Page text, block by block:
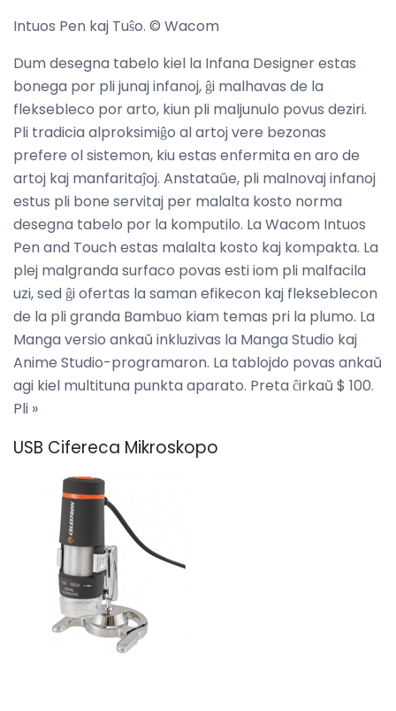
Intuos Pen kaj Tuŝo. © Wacom
Dum desegna tabelo kiel la Infana Designer estas
bonega por pli junaj infanoj, ĝi malhavas de la
fleksebleco por arto, kiun pli maljunulo povus deziri.
Pli tradicia alproksimiĝo al artoj vere bezonas
prefere ol sistemon, kiu estas enfermita en aro de
artoj kaj manfaritaĵoj. Anstataŭe, pli malnovaj infanoj
estus pli bone servitaj per malalta kosto norma
desegna tabelo por la komputilo. La Wacom Intuos
Pen and Touch estas malalta kosto kaj kompakta. La
plej malgranda surfaco povas esti iom pli malfacila
uzi, sed ĝi ofertas la saman efikecon kaj flekseblecon
de la pli granda Bambuo kiam temas pri la plumo. La
Manga versio ankaŭ inkluzivas la Manga Studio kaj
Anime Studio-programaron. La tablojdo povas ankaŭ
agi kiel multituna punkta aparato. Preta ĉirkaŭ $ 100.
Pli »
USB Cifereca Mikroskopo